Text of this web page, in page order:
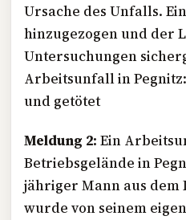
Ursache des Unfalls.
hinzugezogen und der
Untersuchungen
Arbeitsunfall in
und getötet
Meldung 2: Ein
Betriebsgelände in
jähriger Mann aus
wurde von seinem